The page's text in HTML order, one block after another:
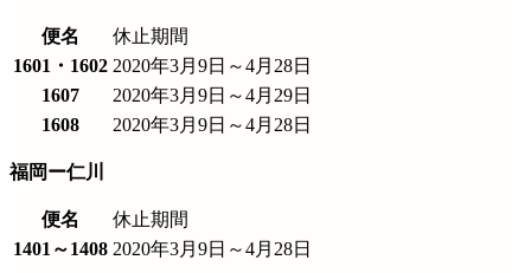
便名
休止期間
1601・1602 2020年3月9日～4月28日
1607
2020年3月9日～4月29日
1608
2020年3月9日～4月28日
福岡ー仁川
便名
休止期間
1401～1408 2020年3月9日～4月28日